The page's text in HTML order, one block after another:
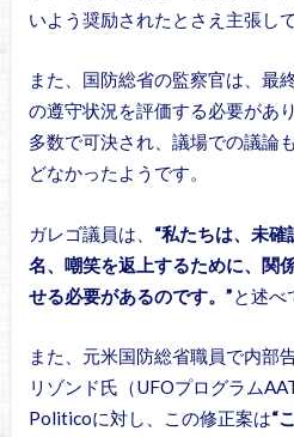
いよう奨励されたとさえ主張して
また、国防総省の監察官は、最
の遵守状況を評価する必要があ
多数で可決され、議場での議論
どなかったようです。
ガレゴ議員は、 “私たちは、未
名、嘲笑を返上するために、関
せる必要があるのです。”と述べ
また、元米国防総省職員で内部
リゾンド氏（UFOプログラム
Politicoに対し、この修正案は“